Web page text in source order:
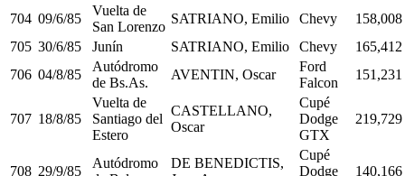
704 09/6/85
Vuelta de
San Lorenzo
SATRIANO, Emilio Chevy
158,008
705 30/6/85 Junín SATRIANO, Emilio Chevy
165,412
706 04/8/85
Autódromo
de Bs.As.
AVENTIN, Oscar
Ford
Falcon
151,231
707 18/8/85
Vuelta de
Santiago del
Estero
CASTELLANO,
Oscar
Cupé
Dodge
GTX
219,729
708 29/9/85
Autódromo
DE BENEDICTIS,
Cupé
Dodge
140,166